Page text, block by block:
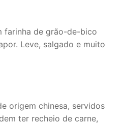
farinha de grão-de-bico
Leve, salgado e muito
origem chinesa, servidos
ter recheio de carne,